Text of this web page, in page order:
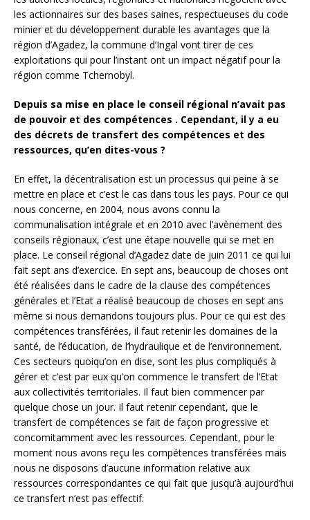
les actionnaires sur des bases saines, respectueuses du code
minier et du développement durable les avantages que la
région d’Agadez, la commune d’Ingal vont tirer de ces
exploitations qui pour l’instant ont un impact négatif pour la
région comme Tchernobyl.
Depuis sa mise en place le conseil régional n’avait pas
de pouvoir et des compétences . Cependant, il y a eu
des décrets de transfert des compétences et des
ressources, qu’en dites-vous ?
En effet, la décentralisation est un processus qui peine à se
mettre en place et c’est le cas dans tous les pays. Pour ce qui
nous concerne, en 2004, nous avons connu la
communalisation intégrale et en 2010 avec l’avènement des
conseils régionaux, c’est une étape nouvelle qui se met en
place. Le conseil régional d’Agadez date de juin 2011 ce qui lui
fait sept ans d’exercice. En sept ans, beaucoup de choses ont
été réalisées dans le cadre de la clause des compétences
générales et l’Etat a réalisé beaucoup de choses en sept ans
même si nous demandons toujours plus. Pour ce qui est des
compétences transférées, il faut retenir les domaines de la
santé, de l’éducation, de l’hydraulique et de l’environnement.
Ces secteurs quoiqu’on en dise, sont les plus compliqués à
gérer et c’est par eux qu’on commence le transfert de l’Etat
aux collectivités territoriales. Il faut bien commencer par
quelque chose un jour. Il faut retenir cependant, que le
transfert de compétences se fait de façon progressive et
concomitamment avec les ressources. Cependant, pour le
moment nous avons reçu les compétences transférées mais
nous ne disposons d’aucune information relative aux
ressources correspondantes ce qui fait que jusqu’à aujourd’hui
ce transfert n’est pas effectif.